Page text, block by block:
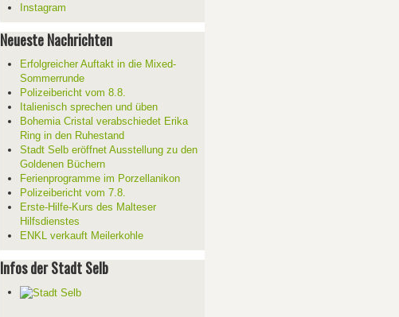
Instagram
Neueste Nachrichten
Erfolgreicher Auftakt in die Mixed-
Sommerrunde
Polizeibericht vom 8.8.
Italienisch sprechen und üben
Bohemia Cristal verabschiedet Erika
Ring in den Ruhestand
Stadt Selb eröffnet Ausstellung zu den
Goldenen Büchern
Ferienprogramme im Porzellanikon
Polizeibericht vom 7.8.
Erste-Hilfe-Kurs des Malteser
Hilfsdienstes
ENKL verkauft Meilerkohle
Infos der Stadt Selb